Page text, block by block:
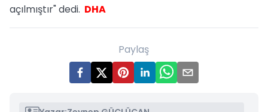
açılmıştır" dedi. DHA
Paylaş